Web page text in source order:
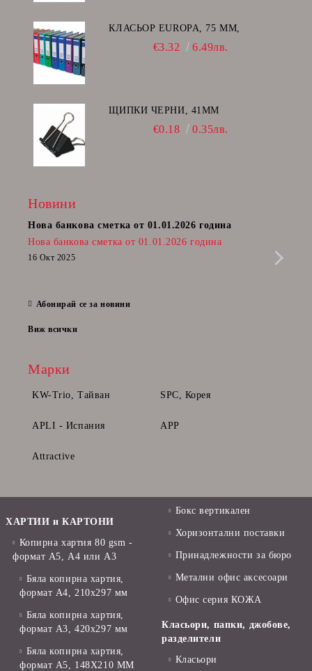
КЛАСЬОР EUROPA, 75 ММ,
€3.32 6.49лв.
ЩИПКИ ЧЕРНИ, 41ММ
€0.18 0.35лв.
Новини
Нова банкова сметка от 01.01.2026 година
Нова банкова сметка от 01.01.2026 година
16 Окт 2025
Абонирай се за новини
Виж всички
Марки
KW-Trio, Тайван SPC, Корея
APLI - Испания APP
Attractive
ХАРТИИ и КАРТОНИ
Копирна хартия 80 gsm -
формат А5, А4 или А3
Бяла копирна хартия,
формат А4, 210x297 мм
Бяла копирна хартия,
формат А3, 420x297 мм
Бяла копирна хартия,
формат А5, 148X210 ММ
Бокс вертикален
Хоризонтални поставки
Принадлежности за бюро
Метални офис аксесоари
Офис серия КОЖА
Класьори, папки, джобове,
разделители
Класьори